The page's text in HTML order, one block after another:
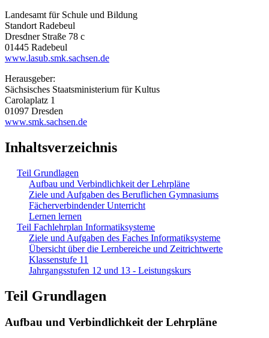
Landesamt für Schule und Bildung
Standort Radebeul
Dresdner Straße 78 c
01445 Radebeul
www.lasub.smk.sachsen.de
Herausgeber:
Sächsisches Staatsministerium für Kultus
Carolaplatz 1
01097 Dresden
www.smk.sachsen.de
Inhaltsverzeichnis
Teil Grundlagen
Aufbau und Verbindlichkeit der Lehrpläne
Ziele und Aufgaben des Beruflichen Gymnasiums
Fächerverbindender Unterricht
Lernen lernen
Teil Fachlehrplan Informatiksysteme
Ziele und Aufgaben des Faches Informatiksysteme
Übersicht über die Lernbereiche und Zeitrichtwerte
Klassenstufe 11
Jahrgangsstufen 12 und 13 - Leistungskurs
Teil Grundlagen
Aufbau und Verbindlichkeit der Lehrpläne